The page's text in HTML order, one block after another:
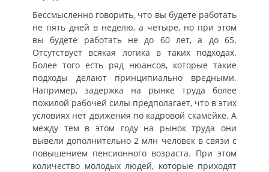
Бессмысленно говорить, что вы будете работать
не пять дней в неделю, а четыре, но при этом
вы будете работать не до 60 лет, а до 65.
Отсутствует всякая логика в таких подходах.
Более того есть ряд нюансов, которые такие
подходы делают принципиально вредными.
Например, задержка на рынке труда более
пожилой рабочей силы предполагает, что в этих
условиях нет движения по кадровой скамейке. А
между тем в этом году на рынок труда они
вывели дополнительно 2 млн человек в связи с
повышением пенсионного возраста. При этом
количество молодых людей, которые приходят